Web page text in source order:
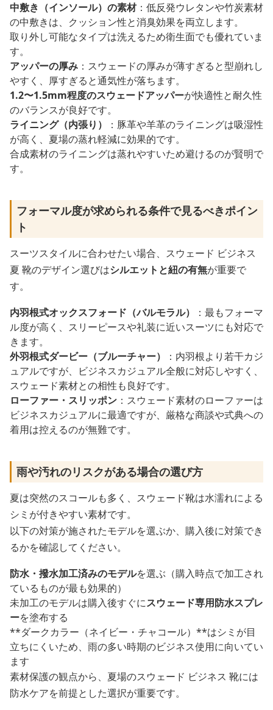
中敷き（インソール）の素材：低反発ウレタンや竹炭素材
の中敷きは、クッション性と消臭効果を両立します。
取り外し可能なタイプは洗えるため衛生面でも優れていま
す。
アッパーの厚み ：スウェードの厚みが薄すぎると型崩れし
やすく、厚すぎると通気性が落ちます。
1.2〜1.5mm程度のスウェードアッパーが快適性と耐久性
のバランスが良好です。
ライニング（内張り）
：豚革や羊革のライニングは吸湿性
が高く、夏場の蒸れ軽減に効果的です。
合成素材のライニングは蒸れやすいため避けるのが賢明で
す。
フォーマル度が求められる条件で見るべきポイン
ト
スーツスタイルに合わせたい場合、スウェード ビジネス
夏 靴のデザイン選びはシルエットと紐の有無が重要で
す。
内羽根式オックスフォード（バルモラル）
：最もフォーマ
ル度が高く、スリーピースや礼装に近いスーツにも対応で
きます。
外羽根式ダービー（ブルーチャー）
：内羽根より若干カジ
ュアルですが、ビジネスカジュアル全般に対応しやすく、
スウェード素材との相性も良好です。
ローファー・スリッポン ：スウェード素材のローファーは
ビジネスカジュアルに最適ですが、厳格な商談や式典への
着用は控えるのが無難です。
雨や汚れのリスクがある場合の選び方
夏は突然のスコールも多く、スウェード靴は水濡れによる
シミが付きやすい素材です。
以下の対策が施されたモデルを選ぶか、購入後に対策でき
るかを確認してください。
防水・撥水加工済みのモデルを選ぶ（購入時点で加工され
ているものが最も効果的）
未加工のモデルは購入後すぐにスウェード専用防水スプレ
ーを塗布する
**ダークカラー（ネイビー・チャコール）**はシミが目
立ちにくいため、雨の多い時期のビジネス使用に向いてい
ます
素材保護の観点から、夏場のスウェード ビジネス 靴には
防水ケアを前提とした選択が重要です。